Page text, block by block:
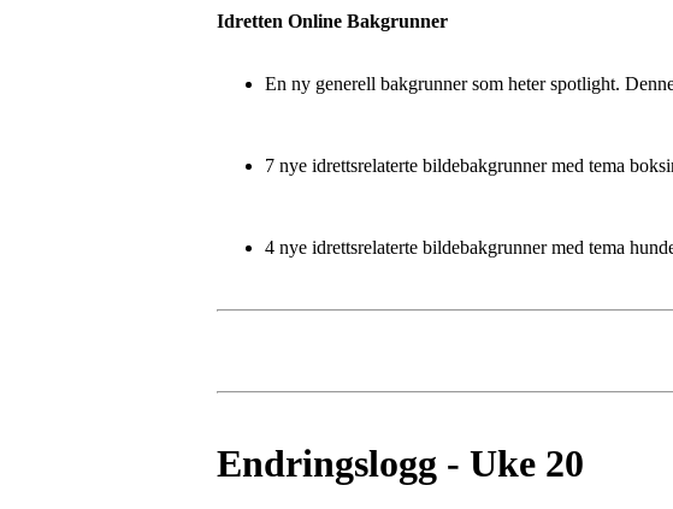
Idretten Online Bakgrunner
En ny generell bakgrunner som heter spotlight.
7 nye idrettsrelaterte bildebakgrunner med tema
4 nye idrettsrelaterte bildebakgrunner med tema
Endringslogg - Uke 20